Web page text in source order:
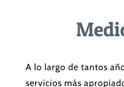
A lo largo de tantos
servicios más